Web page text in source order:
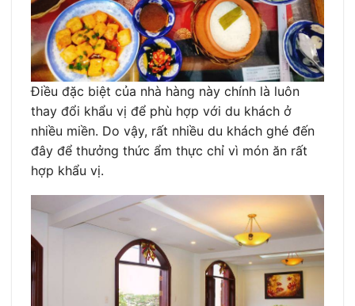
Điều đặc biệt của nhà hàng này chính là luôn
thay đổi khẩu vị để phù hợp với du khách ở
nhiều miền. Do vậy, rất nhiều du khách ghé đến
đây để thưởng thức ẩm thực chỉ vì món ăn rất
hợp khẩu vị.